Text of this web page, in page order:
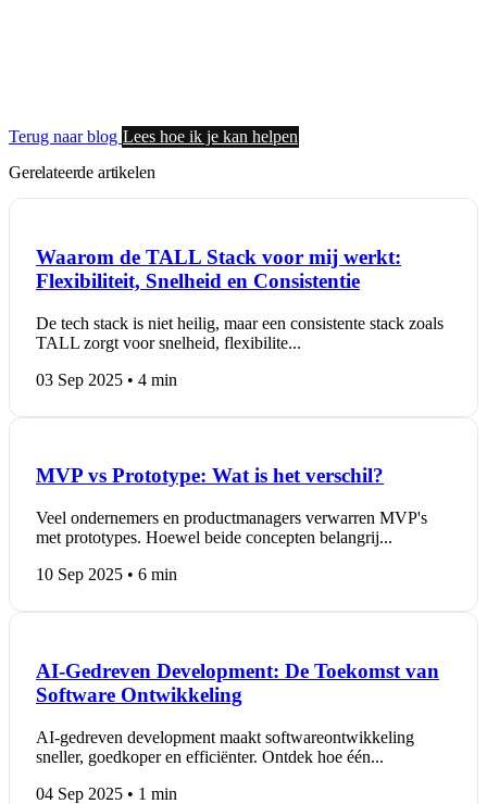
Terug naar blog Lees hoe ik je kan helpen
Gerelateerde artikelen
Waarom de TALL Stack voor mij werkt:
Flexibiliteit, Snelheid en Consistentie
De tech stack is niet heilig, maar een consistente stack zoals
TALL zorgt voor snelheid, flexibilite...
03 Sep 2025 • 4 min
MVP vs Prototype: Wat is het verschil?
Veel ondernemers en productmanagers verwarren MVP's
met prototypes. Hoewel beide concepten belangrij...
10 Sep 2025 • 6 min
AI-Gedreven Development: De Toekomst van
Software Ontwikkeling
AI-gedreven development maakt softwareontwikkeling
sneller, goedkoper en efficiënter. Ontdek hoe één...
04 Sep 2025 • 1 min